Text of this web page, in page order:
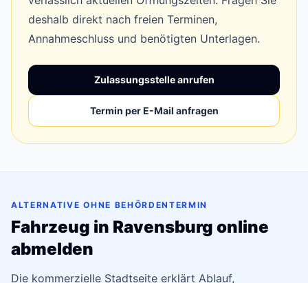
deshalb direkt nach freien Terminen,
Annahmeschluss und benötigten Unterlagen.
Zulassungsstelle anrufen
Termin per E-Mail anfragen
ALTERNATIVE OHNE BEHÖRDENTERMIN
Fahrzeug in Ravensburg online
abmelden
Die kommerzielle Stadtseite erklärt Ablauf,